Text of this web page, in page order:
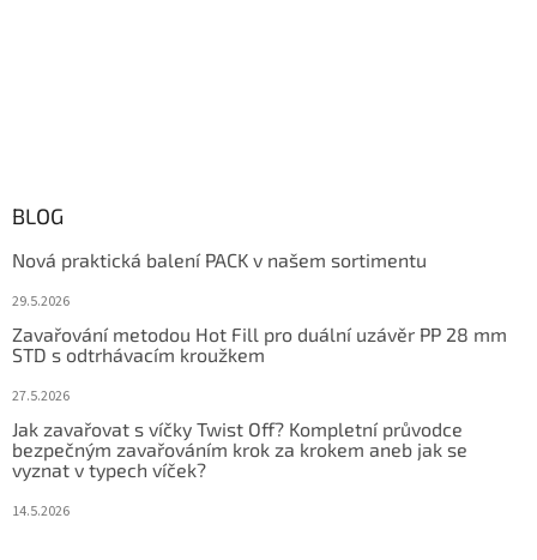
BLOG
Nová praktická balení PACK v našem sortimentu
29.5.2026
Zavařování metodou Hot Fill pro duální uzávěr PP 28 mm
STD s odtrhávacím kroužkem
27.5.2026
Jak zavařovat s víčky Twist Off? Kompletní průvodce
bezpečným zavařováním krok za krokem aneb jak se
vyznat v typech víček?
14.5.2026